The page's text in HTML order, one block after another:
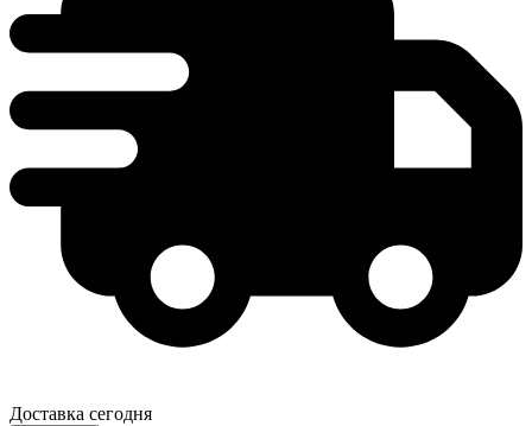
Доставка сегодня